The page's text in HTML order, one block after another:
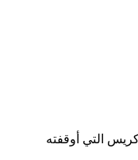
التي أوقفته